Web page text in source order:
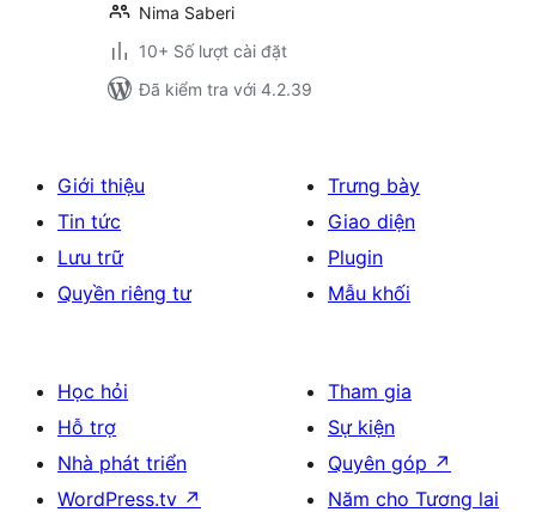
Nima Saberi
10+ Số lượt cài đặt
Đã kiểm tra với 4.2.39
Giới thiệu
Tin tức
Lưu trữ
Quyền riêng tư
Trưng bày
Giao diện
Plugin
Mẫu khối
Học hỏi
Hỗ trợ
Nhà phát triển
WordPress.tv ↗
Tham gia
Sự kiện
Quyên góp ↗
Năm cho Tương lai